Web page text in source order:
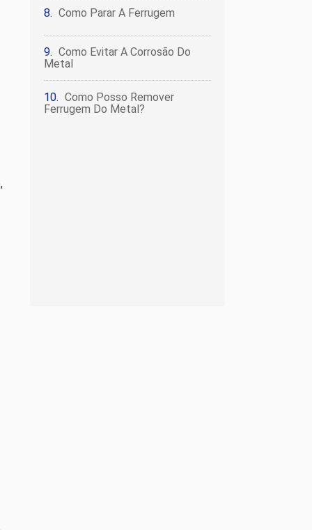
Como Parar A Ferrugem
Como Evitar A Corrosão Do
Metal
Como Posso Remover
Ferrugem Do Metal?